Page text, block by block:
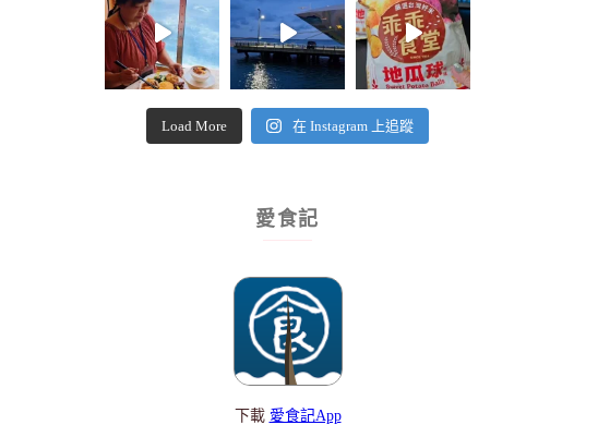
Load More 在 Instagram 上追蹤
愛食記
下載 愛食記App